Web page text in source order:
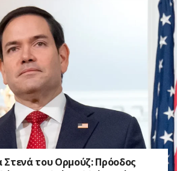
Στενά του Ορμούζ: Πρόοδος